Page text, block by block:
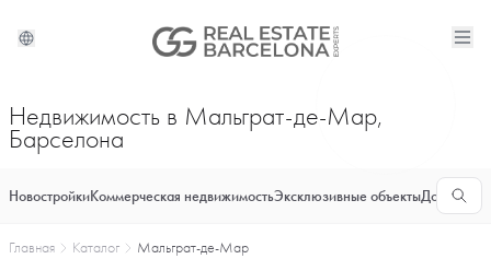
Недвижимость в Мальграт-де-Мар,
Барселона
НовостройкиКоммерческая недвижимостьЭксклюзивные объекты
Главная Каталог
Мальграт-де-Мар